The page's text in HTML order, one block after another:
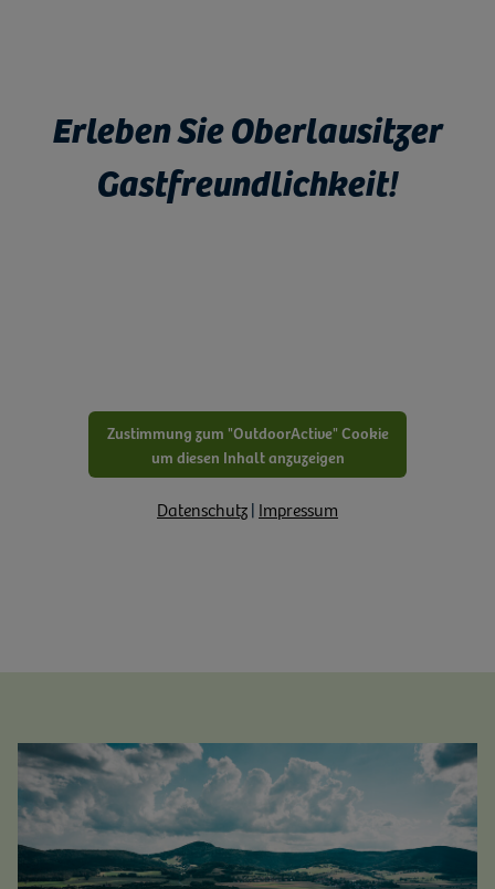
Erleben Sie Oberlausitzer
Gastfreundlichkeit!
Zustimmung zum "OutdoorActive" Cookie
um diesen Inhalt anzuzeigen
Datenschutz| Impressum